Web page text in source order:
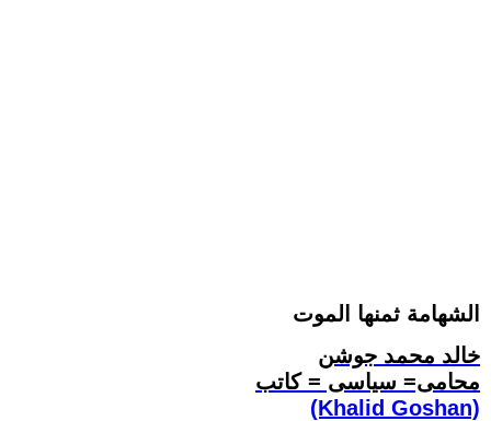
الشهامة ثمنها الموت
خالد محمد جوشن
محامى= سياسى = كاتب
(Khalid Goshan)